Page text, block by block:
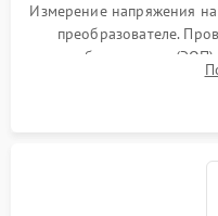
Измерение напряжения
преобразователе.
преобразователя
шумов и засветок.